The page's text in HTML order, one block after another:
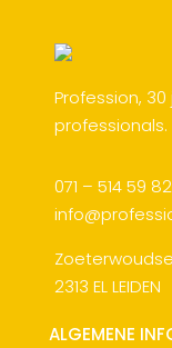
Profession,
professionals.
071 – 514 59 82
2313 EL LEIDEN
ALGEMENE